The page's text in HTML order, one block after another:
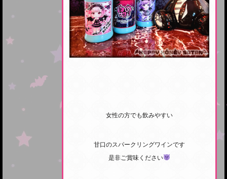
女性の方でも飲みやすい
甘口のスパークリングワインです
是非ご賞味ください